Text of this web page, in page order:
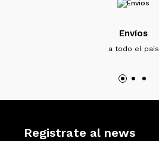
Envíos
a todo el país
Registrate al news